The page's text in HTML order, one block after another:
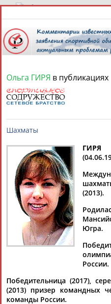
7
Найдено: 13181
Аслаудин
АБАЕВ
Елена
АБАИМОВА
Дмитрий
АБАРЕНОВ
Тамилла
АБАСОВА
Флюра
АББАТЕ-
БУЛАТОВА
Татьяна
АББЯСОВА
Ольга ГИРЯ в публикациях
Шахматы
ГИРЯ
(2013).
Югра.
России.
Победительница (2017),
(2013) призер командных
команды России.